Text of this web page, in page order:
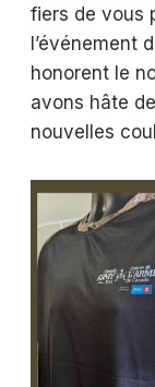
fiers de vous
l’événement
honorent le
avons hâte
nouvelles